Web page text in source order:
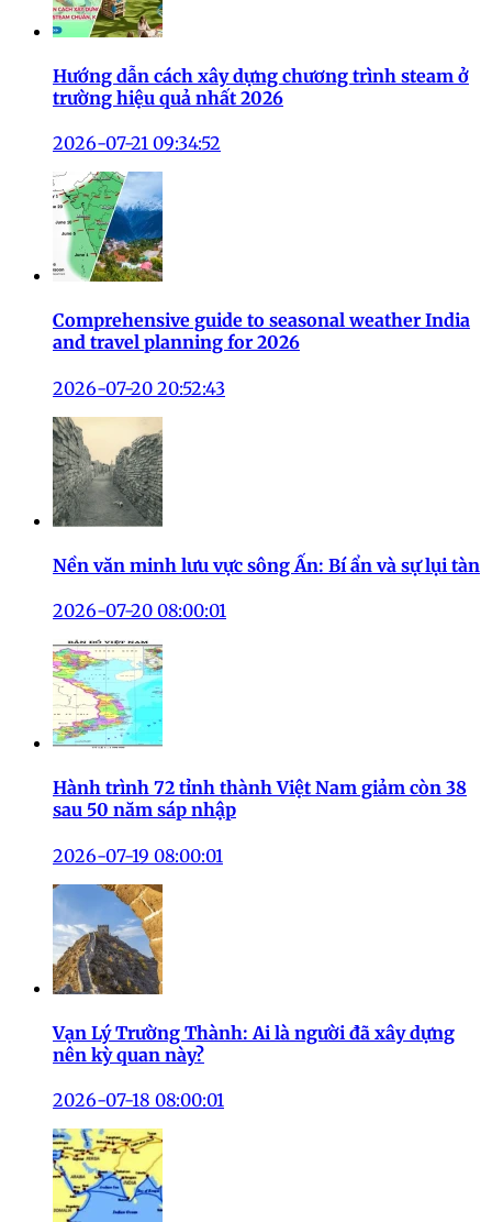
Hướng dẫn cách xây dựng chương trình steam ở
trường hiệu quả nhất 2026
2026-07-21 09:34:52
Comprehensive guide to seasonal weather India
and travel planning for 2026
2026-07-20 20:52:43
Nền văn minh lưu vực sông Ấn: Bí ẩn và sự lụi tàn
2026-07-20 08:00:01
Hành trình 72 tỉnh thành Việt Nam giảm còn 38
sau 50 năm sáp nhập
2026-07-19 08:00:01
Vạn Lý Trường Thành: Ai là người đã xây dựng
nên kỳ quan này?
2026-07-18 08:00:01